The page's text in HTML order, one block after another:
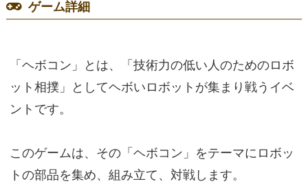
ゲーム詳細
「ヘボコン」とは、「技術力の低い人のためのロボ
ット相撲」としてヘボいロボットが集まり戦うイベ
ントです。
このゲームは、その「ヘボコン」をテーマにロボッ
トの部品を集め、組み立て、対戦します。